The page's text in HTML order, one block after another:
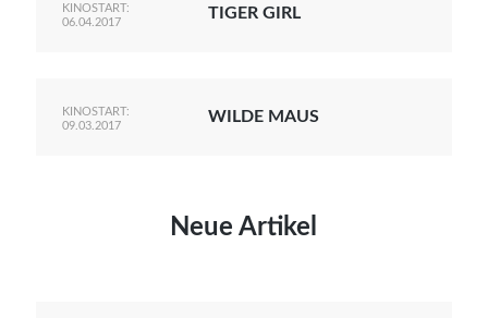
KINOSTART:
06.04.2017
TIGER GIRL
KINOSTART:
09.03.2017
WILDE MAUS
Neue Artikel